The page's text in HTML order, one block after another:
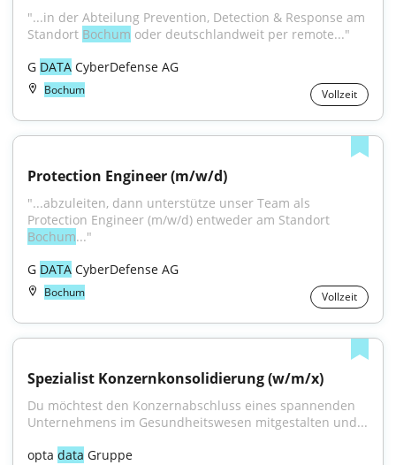
"...in der Abteilung Prevention, Detection & Response am
Standort Bochum oder deutschlandweit per remote..."
G DATA CyberDefense AG
Bochum Vollzeit
Protection Engineer (m/w/d)
"...abzuleiten, dann unterstütze unser Team als
Bochum..."
G DATA CyberDefense AG
Bochum Vollzeit
Spezialist Konzernkonsolidierung (w/m/x)
Du möchtest den Konzernabschluss eines spannenden
Unternehmens im Gesundheitswesen mitgestalten und...
opta data Gruppe